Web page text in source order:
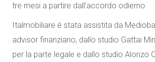
tre mesi a partire dall’accordo odierno.
Italmobiliare è stata assistita da
advisor finanziario, dallo studio Gattai
per la parte legale e dallo studio Alonzo